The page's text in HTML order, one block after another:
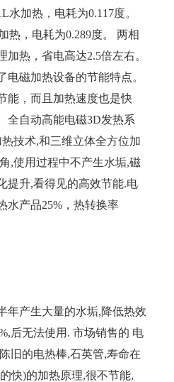
水加热，电耗为0.117度。
热，电耗为0.289度。 两相
加热，省电高达2.5倍左右。
电磁加热设备的节能特点。
能，而且加热速度也是快
全自动高能电磁3D发热系
技术,和三维立体全方位加
,使用过程中不产生水垢,磁
提升,看得见的高效节能.电
水产品25%，热转换率
年产生大量的水垢,降低热效
后无法使用. 市场销售的 电
旧的电热棒,石英管,寿命在
快)的加热原理,很不节能,